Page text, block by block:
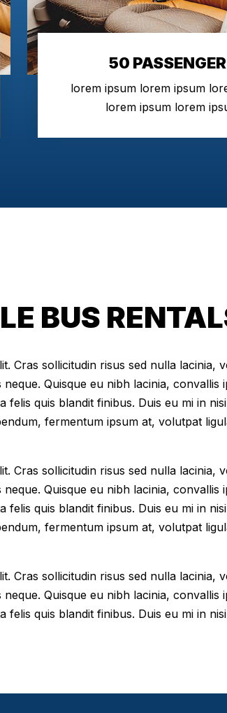
50
lorem ipsum lorem ipsum
lorem ipsum lorem
BUS
Cras sollicitudin risus sed nulla
Quisque eu nibh lacinia,
quis blandit finibus. Duis eu mi in
fermentum ipsum at, volutpat
Cras sollicitudin risus sed nulla
Quisque eu nibh lacinia,
quis blandit finibus. Duis eu mi in
fermentum ipsum at, volutpat
Cras sollicitudin risus sed nulla
Quisque eu nibh lacinia,
quis blandit finibus. Duis eu mi in